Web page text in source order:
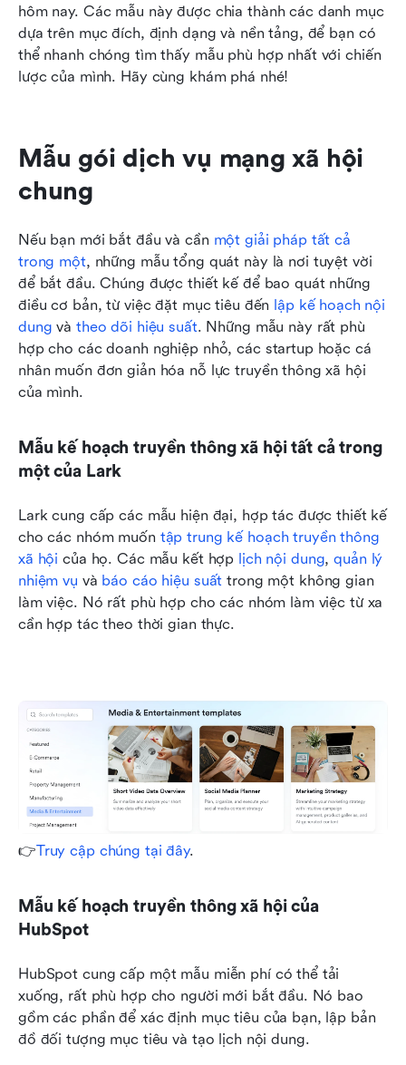
hôm nay. Các mẫu này được chia thành các danh mục
dựa trên mục đích, định dạng và nền tảng, để bạn có
thể nhanh chóng tìm thấy mẫu phù hợp nhất với chiến
lược của mình. Hãy cùng khám phá nhé!
Mẫu gói dịch vụ mạng xã hội
chung
Nếu bạn mới bắt đầu và cần một giải pháp tất cả
trong một, những mẫu tổng quát này là nơi tuyệt vời
để bắt đầu. Chúng được thiết kế để bao quát những
điều cơ bản, từ việc đặt mục tiêu đến lập kế hoạch nội
dung và theo dõi hiệu suất. Những mẫu này rất phù
hợp cho các doanh nghiệp nhỏ, các startup hoặc cá
nhân muốn đơn giản hóa nỗ lực truyền thông xã hội
của mình.
Mẫu kế hoạch truyền thông xã hội tất cả trong
một của Lark
Lark cung cấp các mẫu hiện đại, hợp tác được thiết kế
cho các nhóm muốn tập trung kế hoạch truyền thông
xã hội của họ. Các mẫu kết hợp lịch nội dung, quản lý
nhiệm vụ và báo cáo hiệu suất trong một không gian
làm việc. Nó rất phù hợp cho các nhóm làm việc từ xa
cần hợp tác theo thời gian thực.
👉Truy cập chúng tại đây.
Mẫu kế hoạch truyền thông xã hội của
HubSpot
HubSpot cung cấp một mẫu miễn phí có thể tải
xuống, rất phù hợp cho người mới bắt đầu. Nó bao
gồm các phần để xác định mục tiêu của bạn, lập bản
đồ đối tượng mục tiêu và tạo lịch nội dung.